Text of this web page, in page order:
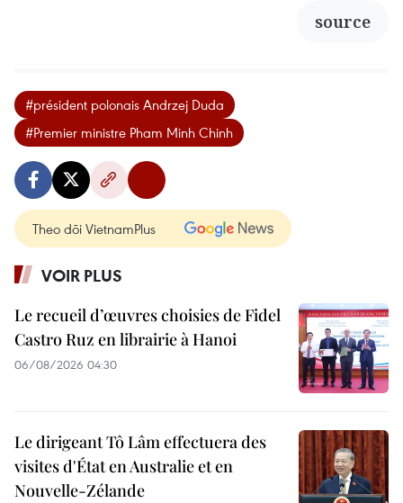
source
#président polonais Andrzej Duda
#Premier ministre Pham Minh Chinh
Theo dõi VietnamPlus
VOIR PLUS
Le recueil d’œuvres choisies de Fidel
Castro Ruz en librairie à Hanoi
06/08/2026 04:30
Le dirigeant Tô Lâm effectuera des
visites d'État en Australie et en
Nouvelle-Zélande